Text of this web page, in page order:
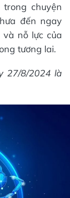
chuyện
đến ngay
nỗ lực của
tương lai.
27/8/2024 là